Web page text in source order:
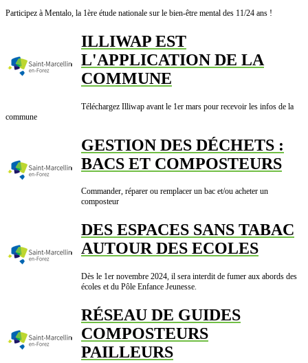
Participez à Mentalo, la 1ère étude nationale sur le bien-être mental des 11/24 ans !
ILLIWAP EST
L'APPLICATION DE LA
COMMUNE
Téléchargez Illiwap avant le 1er mars pour recevoir les infos de la
commune
GESTION DES DÉCHETS :
BACS ET COMPOSTEURS
Commander, réparer ou remplacer un bac et/ou acheter un
composteur
DES ESPACES SANS TABAC
AUTOUR DES ECOLES
Dès le 1er novembre 2024, il sera interdit de fumer aux abords des
écoles et du Pôle Enfance Jeunesse.
RÉSEAU DE GUIDES
COMPOSTEURS
PAILLEURS